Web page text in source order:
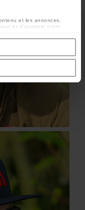
et les annonces,
et d'analyser notre
et d'analyse, qui peuvent
leur avez fournies ou
services.